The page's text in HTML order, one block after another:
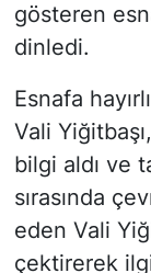
gösteren
dinledi.
Esnafa
Vali
bilgi aldı ve
sırasında
eden Vali
çektirerek